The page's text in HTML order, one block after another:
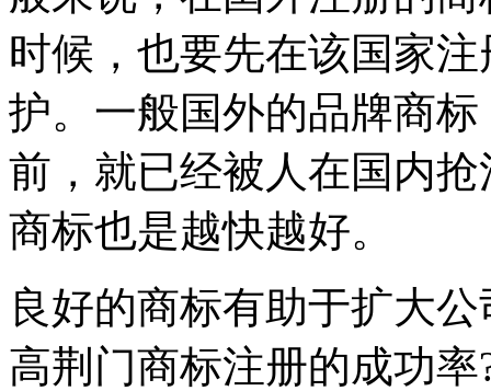
时候，也要先在该国家
护。一般国外的品牌商
前，就已经被人在国内
商标也是越快越好。
良好的商标有助于扩大
高荆门商标注册的成功